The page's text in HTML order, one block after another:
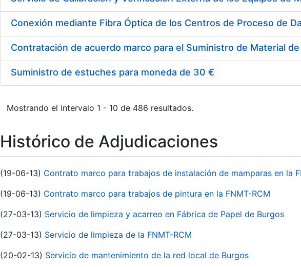
Suministro de estuches para moneda de 30 €
Mostrando el intervalo 1 - 10 de 486 resultados.
Histórico de Adjudicaciones
(19-06-13) Contrato marco para trabajos de instalación de mamparas en la
(19-06-13) Contrato marco para trabajos de pintura en la FNMT-RCM
(27-03-13) Servicio de limpieza y acarreo en Fábrica de Papel de Burgos
(27-03-13) Servicio de limpieza de la FNMT-RCM
(20-02-13) Servicio de mantenimiento de la red local de Burgos